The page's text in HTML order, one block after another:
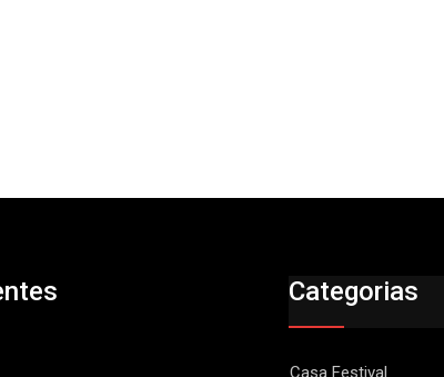
Categorias
Casa Festival